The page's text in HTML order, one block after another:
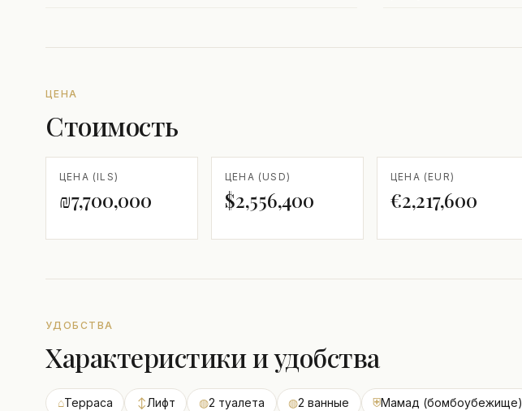
ЦЕНА
Стоимость
ЦЕНА (ILS)
₪7,700,000
ЦЕНА (USD)
$2,556,400
ЦЕНА (EUR)
€2,217,600
УДОБСТВА
Характеристики и удобства
⌂Терраса ↕Лифт ◍2 туалета ◍2 ванные ⛨Мамад (бомбоубежище)